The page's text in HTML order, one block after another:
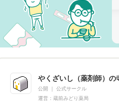
やくざいし（薬剤師）
公開
公式サークル
運営： 蔵前みどり薬局